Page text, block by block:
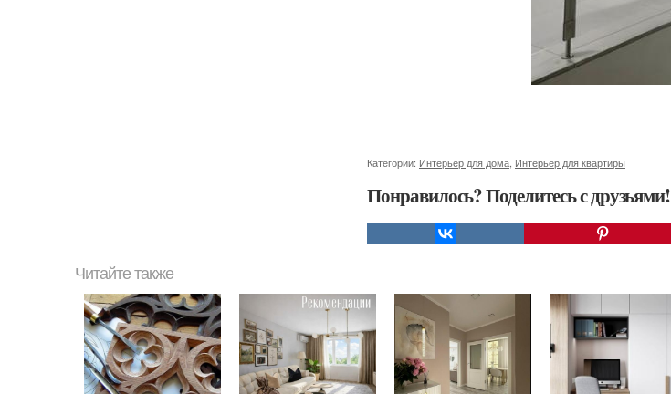
Категории: Интерьер для дома Интерьер для квартиры
Понравилось? Поделитесь с друзьями!
Читайте также